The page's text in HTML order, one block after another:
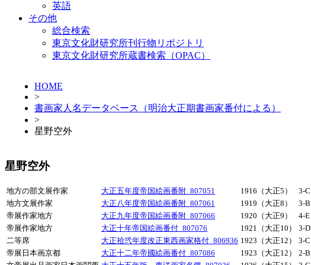
英語
その他
総合検索
東京文化財研究所刊行物リポジトリ
東京文化財研究所蔵書検索（OPAC）
HOME
>
書画家人名データベース（明治大正期書画家番付による）
>
星野空外
星野空外
地方の部文展作家 大正五年度帝国絵画番附_807051 1916（大正5）
3-C
地方文展作家
大正八年度帝国絵画番附_807061 1919（大正8）
3-B
帝展作家地方
大正九年度帝国絵画番附_807066 1920（大正9）
4-E
帝展作家地方
大正十年帝国絵画番付_807076 1921（大正10）
3-D
二等席
大正拾弐年度改正東西画家格付_806936 1923（大正12）
3-C
帝展日本画京都
大正十二年帝國絵画番付_807086 1923（大正12）
2-B